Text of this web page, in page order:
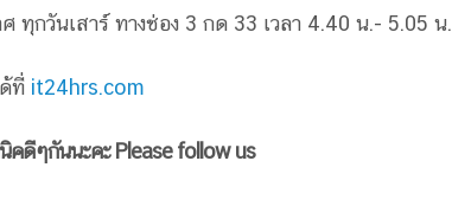
ทุกวันเสาร์ ทางช่อง 3 กด 33 เวลา 4.40 น.- 5.05 น.
ที่ it24hrs.com
คดีๆกันนะคะ Please follow us